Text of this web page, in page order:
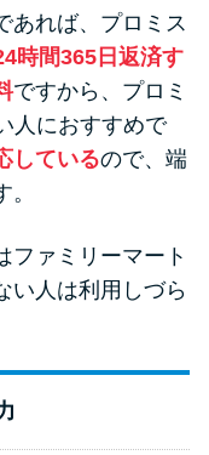
あれば、プロミス
時間365日返済す
ですから、プロミ
人におすすめで
しているので、端
ファミリーマート
い人は利用しづら